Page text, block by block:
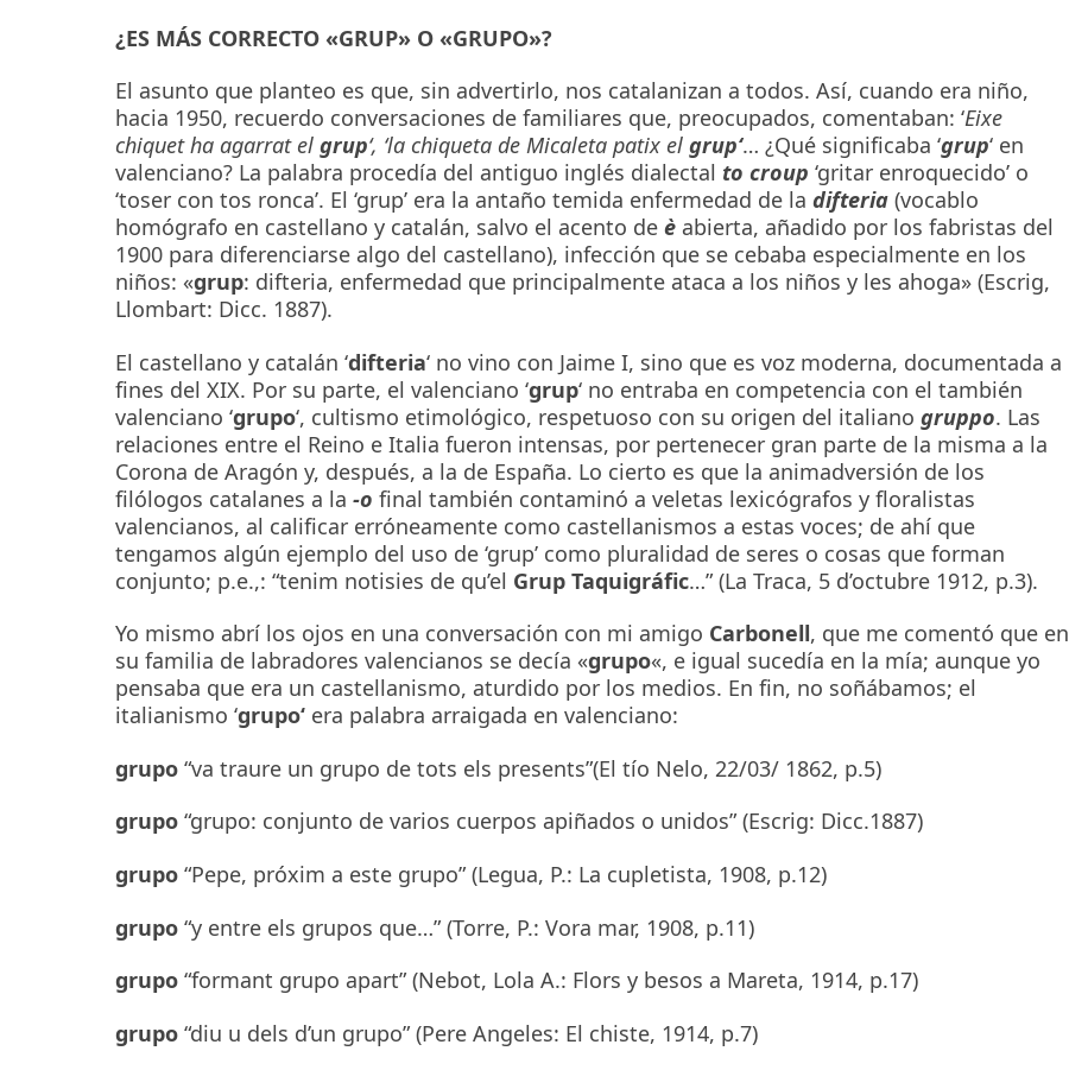
¿ES MÁS CORRECTO «GRUP» O «GRUPO»?
El asunto que planteo es que, sin advertirlo, nos catalanizan a todos. Así, cuando era niño,
hacia 1950, recuerdo conversaciones de familiares que, preocupados, comentaban: ‘Eixe
chiquet ha agarrat el grup‘, ‘la chiqueta de Micaleta patix el grup‘… ¿Qué significaba ‘grup‘ en
valenciano? La palabra procedía del antiguo inglés dialectal to croup ‘gritar enroquecido’ o
‘toser con tos ronca’. El ‘grup’ era la antaño temida enfermedad de la difteria (vocablo
homógrafo en castellano y catalán, salvo el acento de è abierta, añadido por los fabristas del
1900 para diferenciarse algo del castellano), infección que se cebaba especialmente en los
niños: «grup: difteria, enfermedad que principalmente ataca a los niños y les ahoga» (Escrig,
Llombart: Dicc. 1887).
El castellano y catalán ‘difteria‘ no vino con Jaime I, sino que es voz moderna, documentada a
fines del XIX. Por su parte, el valenciano ‘grup‘ no entraba en competencia con el también
valenciano ‘grupo‘, cultismo etimológico, respetuoso con su origen del italiano gruppo. Las
relaciones entre el Reino e Italia fueron intensas, por pertenecer gran parte de la misma a la
Corona de Aragón y, después, a la de España. Lo cierto es que la animadversión de los
filólogos catalanes a la -o final también contaminó a veletas lexicógrafos y floralistas
valencianos, al calificar erróneamente como castellanismos a estas voces; de ahí que
tengamos algún ejemplo del uso de ‘grup’ como pluralidad de seres o cosas que forman
conjunto; p.e.,: “tenim notisies de qu’el Grup Taquigráfic…” (La Traca, 5 d’octubre 1912, p.3).
Yo mismo abrí los ojos en una conversación con mi amigo Carbonell, que me comentó que en
su familia de labradores valencianos se decía «grupo«, e igual sucedía en la mía; aunque yo
pensaba que era un castellanismo, aturdido por los medios. En fin, no soñábamos; el
italianismo ‘grupo‘ era palabra arraigada en valenciano:
grupo “va traure un grupo de tots els presents”(El tío Nelo, 22/03/ 1862, p.5)
grupo “grupo: conjunto de varios cuerpos apiñados o unidos” (Escrig: Dicc.1887)
grupo “Pepe, próxim a este grupo” (Legua, P.: La cupletista, 1908, p.12)
grupo “y entre els grupos que…” (Torre, P.: Vora mar, 1908, p.11)
grupo “formant grupo apart” (Nebot, Lola A.: Flors y besos a Mareta, 1914, p.17)
grupo “diu u dels d’un grupo” (Pere Angeles: El chiste, 1914, p.7)